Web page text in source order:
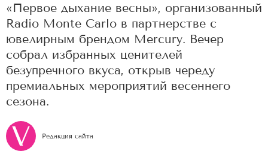
«Первое дыхание весны», организованный
Radio Monte Carlo в партнерстве с
ювелирным брендом Mercury. Вечер
собрал избранных ценителей
безупречного вкуса, открыв череду
премиальных мероприятий весеннего
сезона.
Редакция сайта